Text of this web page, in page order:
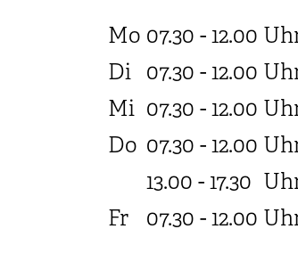
Mo 07.30 - 12.00
Di 07.30 - 12.00
Mi 07.30 - 12.00
Do 07.30 - 12.00
13.00 - 17.30
Fr
07.30 - 12.00